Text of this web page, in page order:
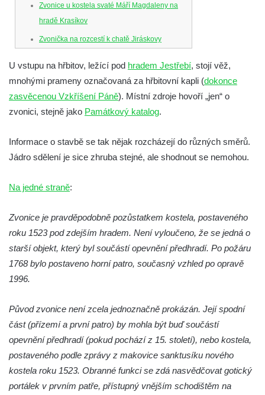
Zvonice u kostela svaté Máří Magdaleny na
hradě Krasíkov
Zvonička na rozcestí k chatě Jiráskovy
Zvonička na zahradě u domu čp. 26 v obci
Skály u Teplic nad Metují
Zvonice v parku v Krkonošské ulici v Desné
Zvonice u kostela svatého Jakuba v
Zvonice církve československé husitské na
Zvonice církve československé husitské v
Hřivicích
Zvonička před kostelem Narození Panny
Marie v Libochovanech
Zvonice u kostela svatého Kryštofa v
Kryštofově Údolí
U vstupu na hřbitov, ležící pod hradem Jestřebí, stojí věž,
mnohými prameny označovaná za hřbitovní kapli (dokonce
zasvěcenou Vzkříšení Páně). Místní zdroje hovoří „jen“ o
zvonici, stejně jako Památkový katalog.
Informace o stavbě se tak nějak rozcházejí do různých směrů.
Jádro sdělení je sice zhruba stejné, ale shodnout se nemohou.
Na jedné straně:
Zvonice je pravděpodobně pozůstatkem kostela, postaveného
roku 1523 pod zdejším hradem. Není vyloučeno, že se jedná o
starší objekt, který byl součástí opevnění předhradí. Po požáru
1768 bylo postaveno horní patro, současný vzhled po opravě
1996.
Původ zvonice není zcela jednoznačně prokázán. Její spodní
část (přízemí a první patro) by mohla být buď součástí
opevnění předhradí (pokud pochází z 15. století), nebo kostela,
postaveného podle zprávy z makovice sanktusíku nového
kostela roku 1523. Obranné funkci se zdá nasvědčovat gotický
portálek v prvním patře, přístupný vnějším schodištěm na